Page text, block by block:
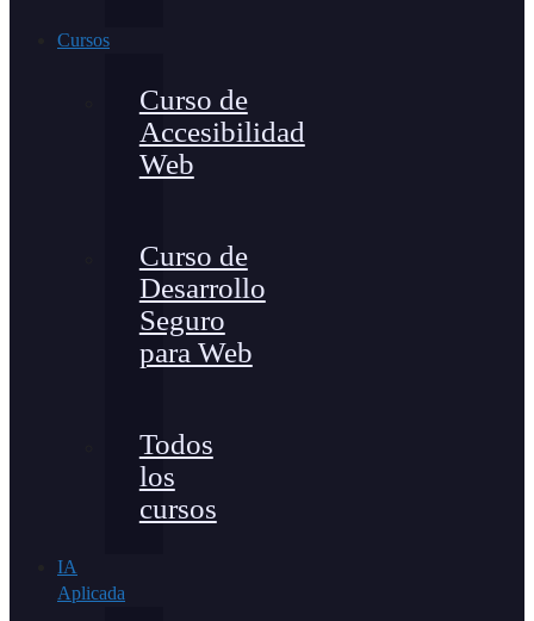
Cursos
Curso de
Accesibilidad
Web
Curso de
Desarrollo
Seguro
para Web
Todos
los
cursos
IA
Aplicada